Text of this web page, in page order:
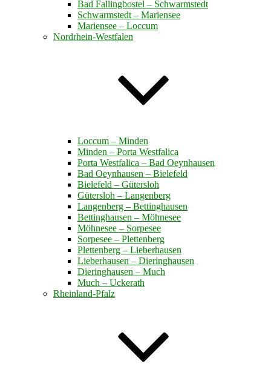
Bad Fallingbostel – Schwarmstedt
Schwarmstedt – Mariensee
Mariensee – Loccum
Nordrhein-Westfalen
Loccum – Minden
Minden – Porta Westfalica
Porta Westfalica – Bad Oeynhausen
Bad Oeynhausen – Bielefeld
Bielefeld – Gütersloh
Gütersloh – Langenberg
Langenberg – Bettinghausen
Bettinghausen – Möhnesee
Möhnesee – Sorpesee
Sorpesee – Plettenberg
Plettenberg – Lieberhausen
Lieberhausen – Dieringhausen
Dieringhausen – Much
Much – Uckerath
Rheinland-Pfalz